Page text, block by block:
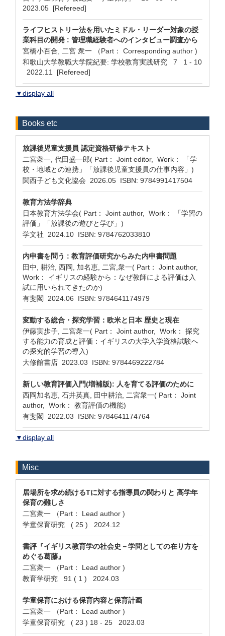
2023.05 [Refereed]
ライフヒストリー法を用いたミドル・リーダー対象の授
業科目の開発 : 管理職経験者へのインタビュー調査から
宮橋小百合, 二宮 衆一 （Part： Corresponding author )
和歌山大学教職大学院紀要: 学校教育実践研究 7 1 - 10
2022.11 [Refereed]
▼display all
Books etc
放課後児童支援員 認定資格研修テキスト
二宮衆一, 代田盛一郎( Part： Joint editor, Work： 「学
校・地域との連携」「放課後児童支援員の仕事内容」)
関西子ども文化協会 2026.05 ISBN: 9784991417504
教育方法学辞典
日本教育方法学会( Part： Joint author, Work： 「学習の
評価」「放課後の遊びと学び」)
学文社 2024.10 ISBN: 9784762033810
内申書を問う : 教育評価研究からみた内申書問題
田中, 耕治, 西岡, 加名恵, 二宮,衆一( Part： Joint author,
Work： イギリスの経験から：なぜ教師による評価は入
試に用いられてきたのか)
有斐閣 2024.06 ISBN: 9784641174979
変動する総合・探究学習：欧米と日本 歴史と現在
伊藤実歩子, 二宮衆一( Part： Joint author, Work： 探究
する能力の育成と評価：イギリスの大学入学資格試験へ
の探究的学習の導入)
大修館書店 2023.03 ISBN: 9784469222784
新しい教育評価入門(増補版): 人を育てる評価のために
西岡加名恵, 石井英真, 田中耕治, 二宮衆一( Part： Joint
author, Work： 教育評価の機能)
有斐閣 2022.03 ISBN: 9784641174764
▼display all
Misc
居場所を求め続けるTに対する指導員の関わりと 高学年
保育の難しさ
二宮衆一 （Part： Lead author )
学童保育研究 ( 25 ) 2024.12
書評『イギリス教育学の社会史－学問としての在り方を
めぐる葛藤』
二宮衆一 （Part： Lead author )
教育学研究 91 ( 1 ) 2024.03
学童保育における保育内容と保育計画
二宮衆一 （Part： Lead author )
学童保育研究 ( 23 ) 18 - 25 2023.03